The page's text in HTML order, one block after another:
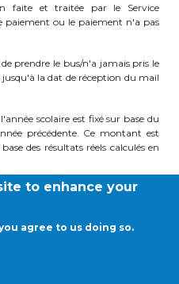
services.be
faite et traitée par le Service
paiement ou le paiement n'a pas
prendre le bus/n'a jamais pris le
la dat de réception du mail
scolaire est fixé sur base du
précédente. Ce montant est
des résultats réels calculés en
UNIQUEMENT pour aller à une
Cole, Berkendael) peuvent
2026
to enhance your
agree to us doing so.